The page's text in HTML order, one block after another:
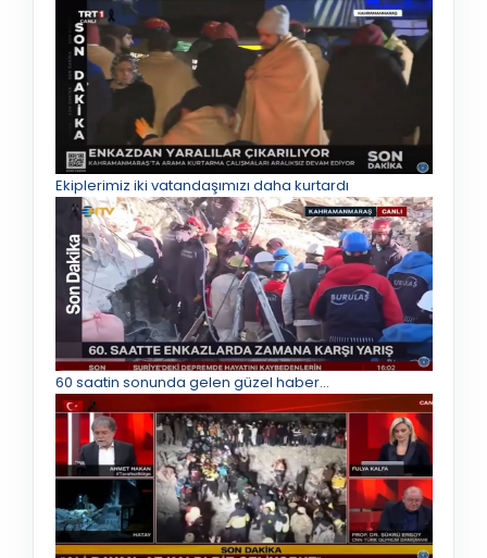
Ekiplerimiz iki vatandaşımızı daha kurtardı
60 saatin sonunda gelen güzel haber...